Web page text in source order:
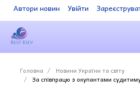
Автори новин Увійти
Головна
Новини України та світу
За співпрацю з окупантами